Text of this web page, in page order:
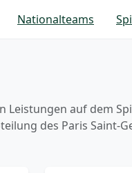
Nationalteams
Leistungen auf dem
des Paris Saint-